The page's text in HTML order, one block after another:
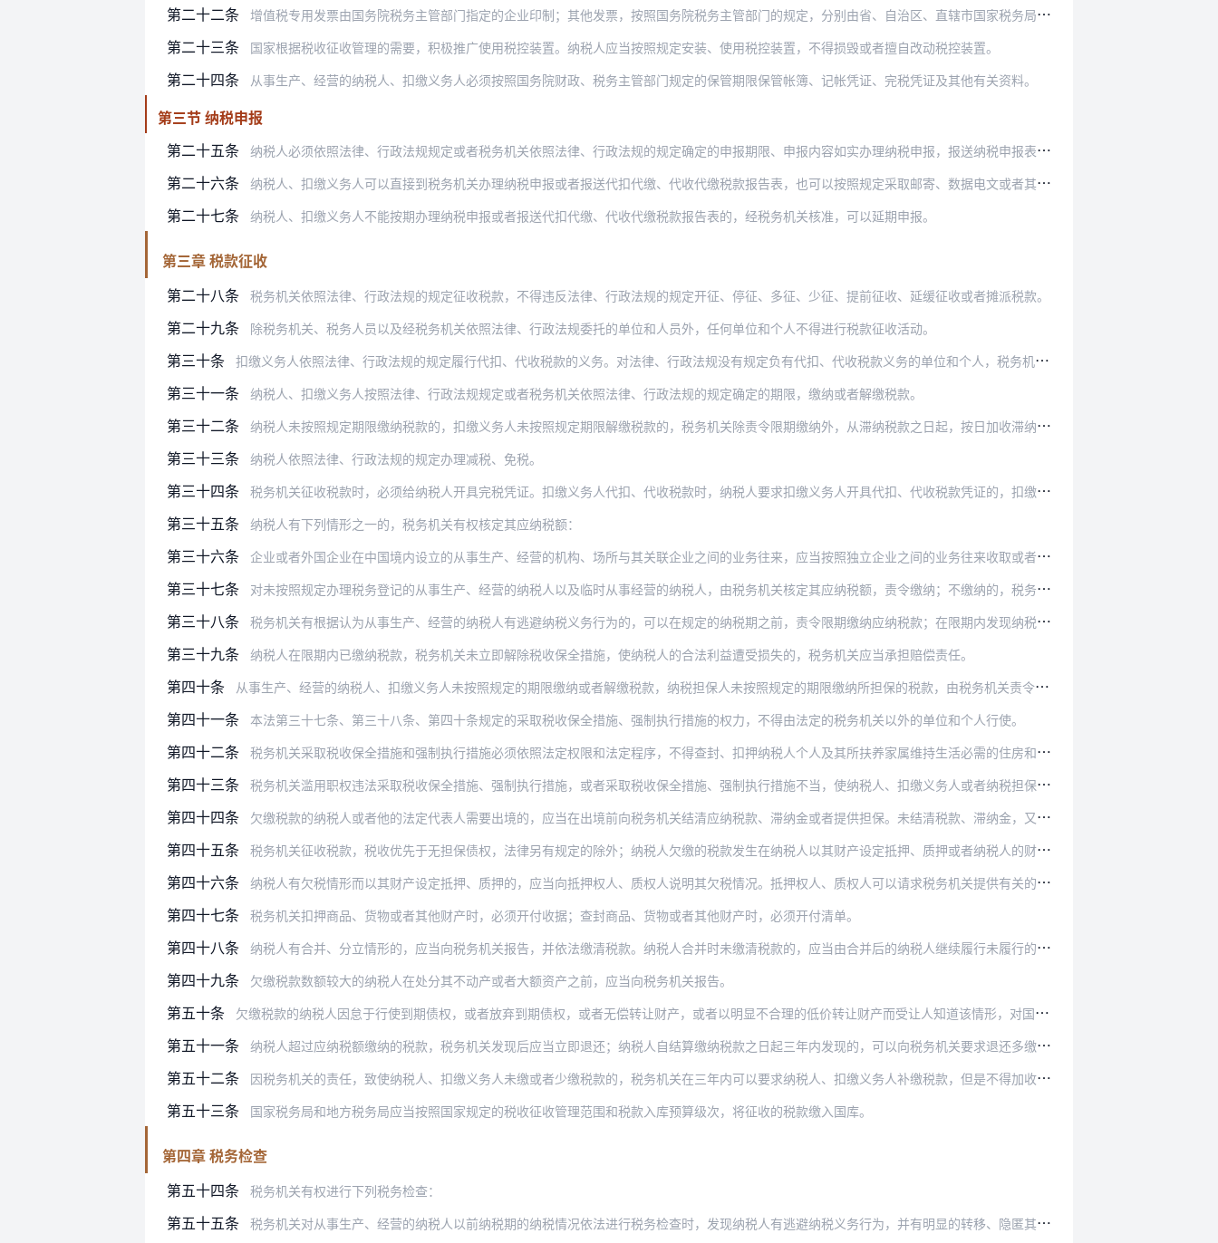
第二十二条 增值税专用发票由国务院税务主管部门指定的企业印制；其他发票，按照国务院税务主管部门的规定，分别由省、自治区、直辖市国家税务局、地方税务局指定企业印制。
第二十三条 国家根据税收征收管理的需要，积极推广使用税控装置。纳税人应当按照规定安装、使用税控装置，不得损毁或者擅自改动税控装置。
第二十四条 从事生产、经营的纳税人、扣缴义务人必须按照国务院财政、税务主管部门规定的保管期限保管帐簿、记帐凭证、完税凭证及其他有关资料。
第三节 纳税申报
第二十五条
纳税人必须依照法律、行政法规规定或者税务机关依照法律、行政法规的规定确定的申报期限、申报内容如实办理纳税申报，报送纳税申报表、财务会计报表以及税务机关根据实际需…
第二十六条 纳税人、扣缴义务人可以直接到税务机关办理纳税申报或者报送代扣代缴、代收代缴税款报告表，也可以按照规定采取邮寄、数据电文或者其他方式办理上述申报、报送事项。
第二十七条 纳税人、扣缴义务人不能按期办理纳税申报或者报送代扣代缴、代收代缴税款报告表的，经税务机关核准，可以延期申报。
第三章 税款征收
第二十八条
税务机关依照法律、行政法规的规定征收税款，不得违反法律、行政法规的规定开征、停征、多征、少征、提前征收、延缓征收或者摊派税款。
第二十九条 除税务机关、税务人员以及经税务机关依照法律、行政法规委托的单位和人员外，任何单位和个人不得进行税款征收活动。
第三十条 扣缴义务人依照法律、行政法规的规定履行代扣、代收税款的义务。对法律、行政法规没有规定负有代扣、代收税款义务的单位和个人，税务机关不得要求其履行代扣、代收税款义务…
第三十一条 纳税人、扣缴义务人按照法律、行政法规规定或者税务机关依照法律、行政法规的规定确定的期限，缴纳或者解缴税款。
第三十二条 纳税人未按照规定期限缴纳税款的，扣缴义务人未按照规定期限解缴税款的，税务机关除责令限期缴纳外，从滞纳税款之日起，按日加收滞纳税款万分之五的滞纳金。
第三十三条 纳税人依照法律、行政法规的规定办理减税、免税。
第三十四条 税务机关征收税款时，必须给纳税人开具完税凭证。扣缴义务人代扣、代收税款时，纳税人要求扣缴义务人开具代扣、代收税款凭证的，扣缴义务人应当开具。
第三十五条 纳税人有下列情形之一的，税务机关有权核定其应纳税额：
第三十六条 企业或者外国企业在中国境内设立的从事生产、经营的机构、场所与其关联企业之间的业务往来，应当按照独立企业之间的业务往来收取或者支付价款、费用；不按照独立企业之间的…
第三十七条 对未按照规定办理税务登记的从事生产、经营的纳税人以及临时从事经营的纳税人，由税务机关核定其应纳税额，责令缴纳；不缴纳的，税务机关可以扣押其价值相当于应纳税款的商…
第三十八条 税务机关有根据认为从事生产、经营的纳税人有逃避纳税义务行为的，可以在规定的纳税期之前，责令限期缴纳应纳税款；在限期内发现纳税人有明显的转移、隐匿其应纳税的商品、…
第三十九条 纳税人在限期内已缴纳税款，税务机关未立即解除税收保全措施，使纳税人的合法利益遭受损失的，税务机关应当承担赔偿责任。
第四十条 从事生产、经营的纳税人、扣缴义务人未按照规定的期限缴纳或者解缴税款，纳税担保人未按照规定的期限缴纳所担保的税款，由税务机关责令限期缴纳，逾期仍未缴纳的，经县以上…
第四十一条 本法第三十七条、第三十八条、第四十条规定的采取税收保全措施、强制执行措施的权力，不得由法定的税务机关以外的单位和个人行使。
第四十二条 税务机关采取税收保全措施和强制执行措施必须依照法定权限和法定程序，不得查封、扣押纳税人个人及其所扶养家属维持生活必需的住房和用品。
第四十三条 税务机关滥用职权违法采取税收保全措施、强制执行措施，或者采取税收保全措施、强制执行措施不当，使纳税人、扣缴义务人或者纳税担保人的合法权益遭受损失的，应当依法承担…
第四十四条 欠缴税款的纳税人或者他的法定代表人需要出境的，应当在出境前向税务机关结清应纳税款、滞纳金或者提供担保。未结清税款、滞纳金，又不提供担保的，税务机关可以通知出境管…
第四十五条 税务机关征收税款，税收优先于无担保债权，法律另有规定的除外；纳税人欠缴的税款发生在纳税人以其财产设定抵押、质押或者纳税人的财产被留置之前的，税收应当先于抵押权、…
第四十六条 纳税人有欠税情形而以其财产设定抵押、质押的，应当向抵押权人、质权人说明其欠税情况。抵押权人、质权人可以请求税务机关提供有关的欠税情况。
第四十七条 税务机关扣押商品、货物或者其他财产时，必须开付收据；查封商品、货物或者其他财产时，必须开付清单。
第四十八条 纳税人有合并、分立情形的，应当向税务机关报告，并依法缴清税款。纳税人合并时未缴清税款的，应当由合并后的纳税人继续履行未履行的纳税义务；纳税人分立时未缴清税款的，…
第四十九条 欠缴税款数额较大的纳税人在处分其不动产或者大额资产之前，应当向税务机关报告。
第五十条 欠缴税款的纳税人因怠于行使到期债权，或者放弃到期债权，或者无偿转让财产，或者以明显不合理的低价转让财产而受让人知道该情形，对国家税收造成损害的，税务机关可以依照…
第五十一条 纳税人超过应纳税额缴纳的税款，税务机关发现后应当立即退还；纳税人自结算缴纳税款之日起三年内发现的，可以向税务机关要求退还多缴的税款并加算银行同期存款利息，税务机…
第五十二条 因税务机关的责任，致使纳税人、扣缴义务人未缴或者少缴税款的，税务机关在三年内可以要求纳税人、扣缴义务人补缴税款，但是不得加收滞纳金。
第五十三条 国家税务局和地方税务局应当按照国家规定的税收征收管理范围和税款入库预算级次，将征收的税款缴入国库。
第四章 税务检查
第五十四条
税务机关有权进行下列税务检查：
第五十五条 税务机关对从事生产、经营的纳税人以前纳税期的纳税情况依法进行税务检查时，发现纳税人有逃避纳税义务行为，并有明显的转移、隐匿其应纳税的商品、货物以及其他财产或者应…